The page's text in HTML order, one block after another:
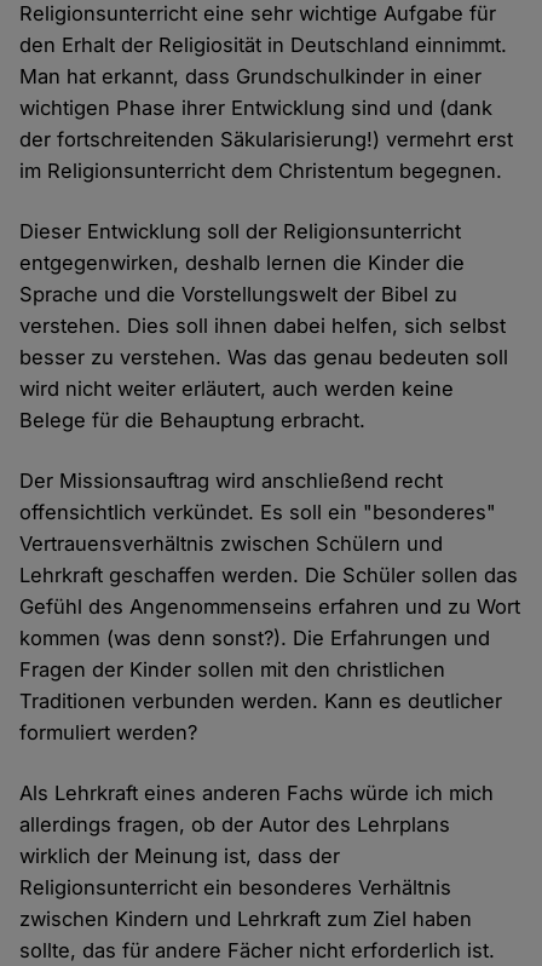
Religionsunterricht eine sehr wichtige Aufgabe für
den Erhalt der Religiosität in Deutschland einnimmt.
Man hat erkannt, dass Grundschulkinder in einer
wichtigen Phase ihrer Entwicklung sind und (dank
der fortschreitenden Säkularisierung!) vermehrt erst
im Religionsunterricht dem Christentum begegnen.
Dieser Entwicklung soll der Religionsunterricht
entgegenwirken, deshalb lernen die Kinder die
Sprache und die Vorstellungswelt der Bibel zu
verstehen. Dies soll ihnen dabei helfen, sich selbst
besser zu verstehen. Was das genau bedeuten soll
wird nicht weiter erläutert, auch werden keine
Belege für die Behauptung erbracht.
Der Missionsauftrag wird anschließend recht
offensichtlich verkündet. Es soll ein "besonderes"
Vertrauensverhältnis zwischen Schülern und
Lehrkraft geschaffen werden. Die Schüler sollen das
Gefühl des Angenommenseins erfahren und zu Wort
kommen (was denn sonst?). Die Erfahrungen und
Fragen der Kinder sollen mit den christlichen
Traditionen verbunden werden. Kann es deutlicher
formuliert werden?
Als Lehrkraft eines anderen Fachs würde ich mich
allerdings fragen, ob der Autor des Lehrplans
wirklich der Meinung ist, dass der
Religionsunterricht ein besonderes Verhältnis
zwischen Kindern und Lehrkraft zum Ziel haben
sollte, das für andere Fächer nicht erforderlich ist.